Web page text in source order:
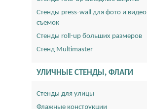
Стенды press-wall для фото и видео
съемок
Стенды roll-up больших размеров
Стенд Multimaster
УЛИЧНЫЕ СТЕНДЫ, ФЛАГИ
Стенды для улицы
Флажные конструкции